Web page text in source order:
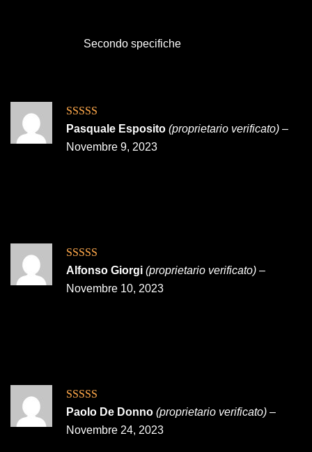
Secondo specifiche
Valutato5su
5
Pasquale Esposito (proprietario verificato) –
Novembre 9, 2023
Valutato5 su
5
Alfonso Giorgi (proprietario verificato) –
Novembre 10, 2023
Valutato5su
5
Paolo De Donno (proprietario verificato) –
Novembre 24, 2023